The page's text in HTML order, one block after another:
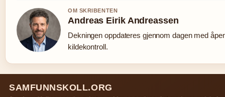
OM SKRIBENTEN
Andreas Eirik Andreassen
Dekningen oppdateres gjennom dagen med
kildekontroll.
SAMFUNNSKOLL.ORG